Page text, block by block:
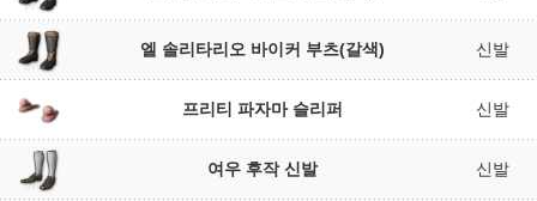
엘 솔리타리오 바이커 부츠(갈색) 신발
프리티 파자마 슬리퍼 신발
여우 후작 신발 신발